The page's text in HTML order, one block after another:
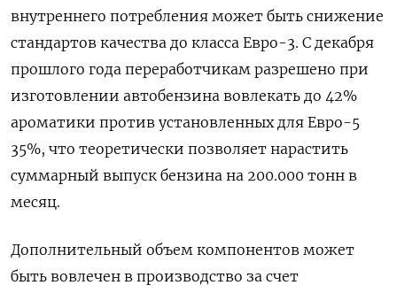
внутреннего потребления может быть снижение
стандартов качества до класса Евро-3. С декабря
прошлого года переработчикам разрешено при
изготовлении автобензина вовлекать до 42%
ароматики против установленных для Евро-5
35%, что теоретически позволяет нарастить
суммарный выпуск бензина на 200.000 тонн в
месяц.
Дополнительный ​объем компонентов может
быть вовлечен ⁠в производство за счет